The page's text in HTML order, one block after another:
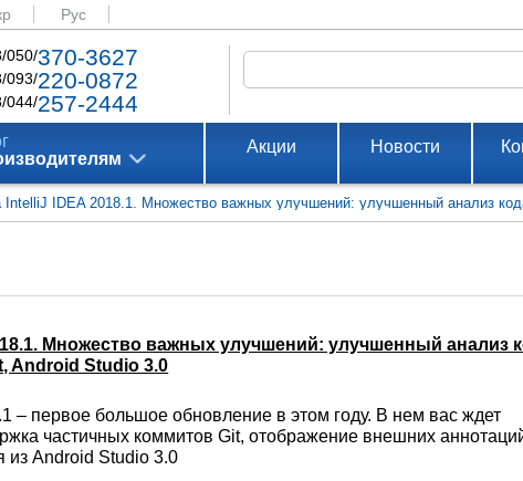
Рус
050/370-3627
093/220-0872
044/257-2444
Акции Новости
IntelliJ IDEA 2018.1. Множество важных улучшений: улучшенный анализ
Множество важных улучшений: улучшенный анализ
Android Studio 3.0
– первое большое обновление в этом году. В нем вас ждет
частичных коммитов Git, отображение внешних
из Android Studio 3.0